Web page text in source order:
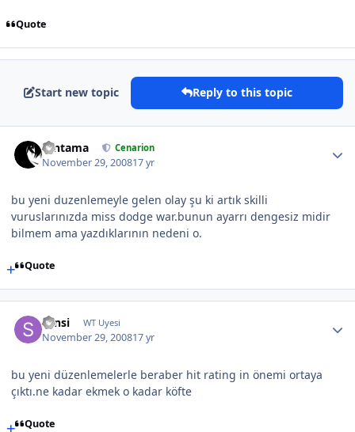
Quote
Start new topic Reply to this topic
Gintama Cenarion
November 29, 200817 yr
bu yeni duzenlemeyle gelen olay şu ki artık skilli
vuruslarınızda miss dodge war.bunun ayarrı dengesiz midir
bilmem ama yazdıklarının nedeni o.
Quote
sansi WT Uyesi
November 29, 200817 yr
bu yeni düzenlemelerle beraber hit rating in önemi ortaya
çıktı.ne kadar ekmek o kadar köfte
Quote